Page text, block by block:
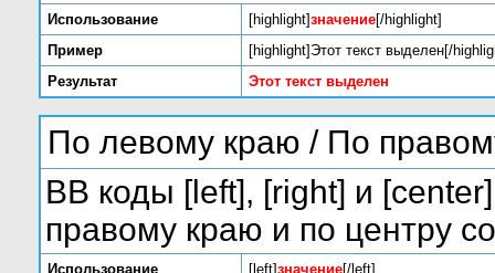
Использование [highlight]значение[/highlight]
Пример
[highlight]Этот текст выделен[/
Результат
Этот текст выделен
По левому краю / По
BB коды [left], [right] и
правому краю и по центру
Использование [left]значение[/left]